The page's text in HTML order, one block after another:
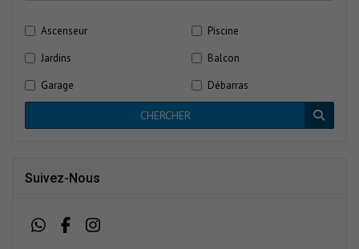
Ascenseur
Piscine
Jardins
Balcon
Garage
Débarras
CHERCHER
Suivez-Nous